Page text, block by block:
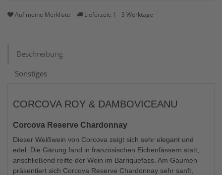
Auf meine Merkliste Lieferzeit: 1 - 3 Werktage
Beschreibung
Sonstiges
CORCOVA ROY & DAMBOVICEANU
Corcova Reserve Chardonnay
Dieser Weißwein von Corcova zeigt sich sehr elegant und
edel. Die Gärung fand in französischen Eichenfässern statt,
anschließend reifte der Wein im Barriquefass. Am Gaumen
präsentiert sich Corcova Reserve Chardonnay sehr sanft,